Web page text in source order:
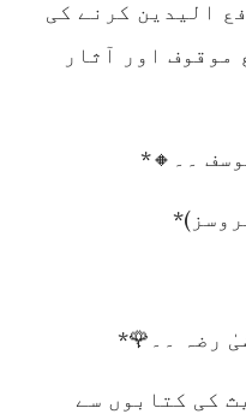
الیدین کرنے کی
موقوف اور آثار
۔۔🔸*
رضہ ۔۔🌹*
19 احادیث 15 حدیث کی کتابوں سے